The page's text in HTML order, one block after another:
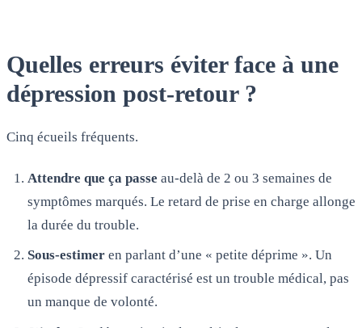
Quelles erreurs éviter face à une
dépression post-retour ?
Cinq écueils fréquents.
Attendre que ça passe au-delà de 2 ou 3 semaines de
symptômes marqués. Le retard de prise en charge allonge
la durée du trouble.
Sous-estimeren parlant d’une « petite déprime ». Un
épisode dépressif caractérisé est un trouble médical, pas
un manque de volonté.